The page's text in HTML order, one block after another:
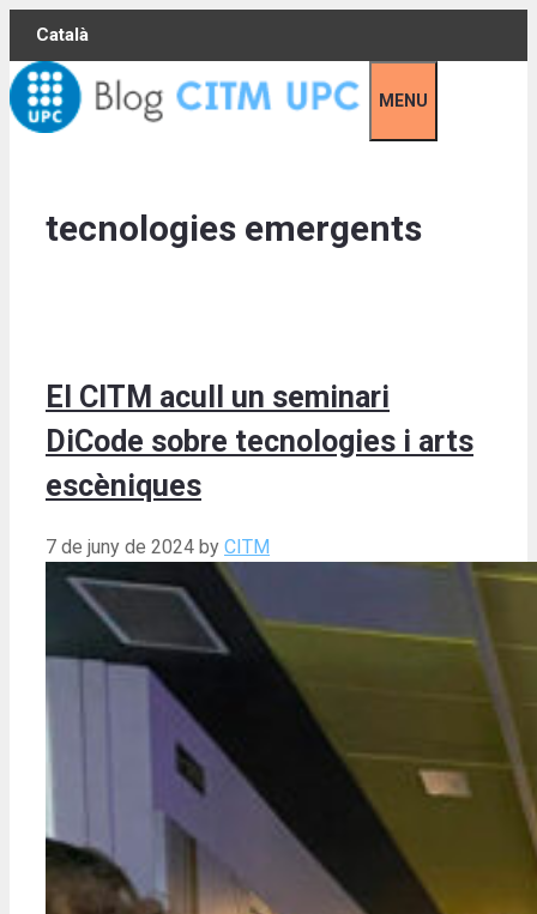
Skip
content
Català
MENU
tecnologies emergents
El CITM acull un seminari
DiCode sobre tecnologies i arts
escèniques
7 de juny de 2024 by CITM